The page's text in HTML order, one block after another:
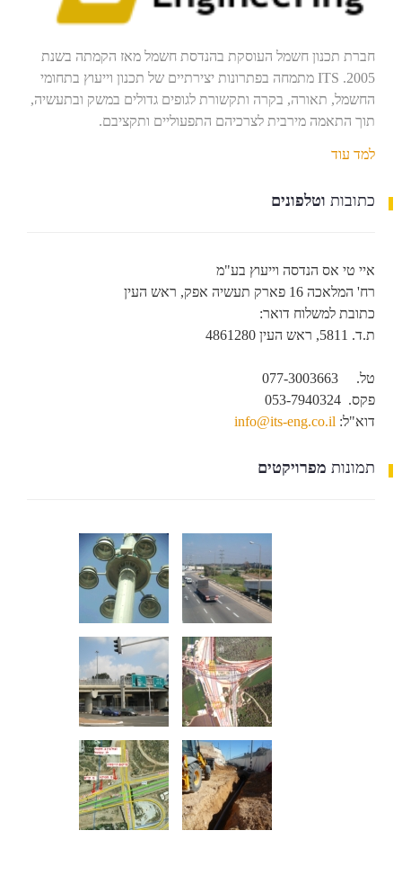
חברת תכנון חשמל העוסקת בהנדסת חשמל מאז הקמתה בשנת
2005. ITS מתמחה בפתרונות יצירתיים של תכנון וייעוץ בתחומי
החשמל, תאורה, בקרה ותקשורת לגופים גדולים במשק ובתעשיה,
תוך התאמה מירבית לצרכיהם התפעוליים ותקציבם.
למד עוד
כתובות וטלפונים
איי טי אס הנדסה וייעוץ בע"מ
רח' המלאכה 16 פארק תעשיה אפק, ראש העין
כתובת למשלוח דואר:
ת.ד. 5811, ראש העין 4861280
טל. 077-3003663
פקס. 053-7940324
דוא"ל: info@its-eng.co.il
תמונות מפרויקטים